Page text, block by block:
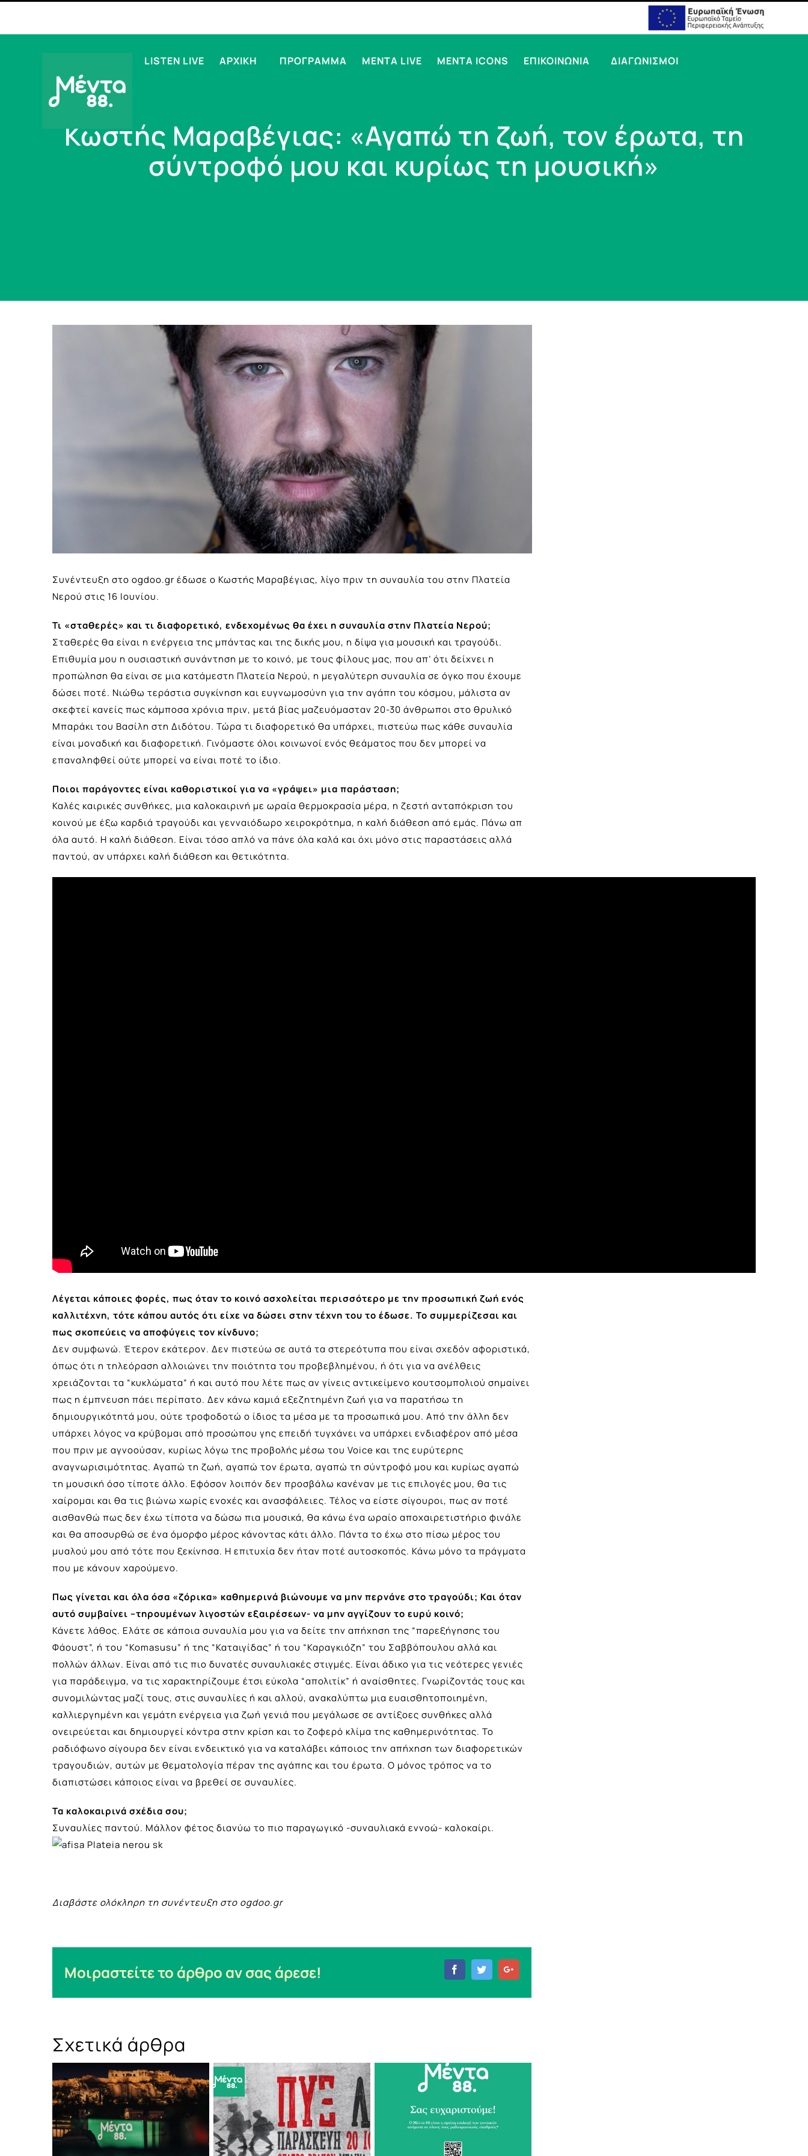
LISTEN LIVE ΑΡΧΙΚΗ ΠΡΟΓΡΑΜΜΑ MENTA LIVE MENTA ICONS ΕΠΙΚΟΙΝΩΝΙΑ ΔΙΑΓΩΝΙΣΜΟΙ
Κωστής Μαραβέγιας: «Αγαπώ τη ζωή, τον έρωτα, τη
σύντροφό μου και κυρίως τη μουσική»
Συνέντευξη στο ogdoo.gr έδωσε ο Κωστής Μαραβέγιας, λίγο πριν τη συναυλία του στην Πλατεία
Νερού στις 16 Ιουνίου.
Τι «σταθερές» και τι διαφορετικό, ενδεχομένως θα έχει η συναυλία στην Πλατεία Νερού;
Σταθερές θα είναι η ενέργεια της μπάντας και της δικής μου, η δίψα για μουσική και τραγούδι.
Επιθυμία μου η ουσιαστική συνάντηση με το κοινό, με τους φίλους μας, που απ’ ότι δείχνει η
προπώληση θα είναι σε μια κατάμεστη Πλατεία Νερού, η μεγαλύτερη συναυλία σε όγκο που έχουμε
δώσει ποτέ. Νιώθω τεράστια συγκίνηση και ευγνωμοσύνη για την αγάπη του κόσμου, μάλιστα αν
σκεφτεί κανείς πως κάμποσα χρόνια πριν, μετά βίας μαζευόμασταν 20-30 άνθρωποι στο θρυλικό
Μπαράκι του Βασίλη στη Διδότου. Τώρα τι διαφορετικό θα υπάρχει, πιστεύω πως κάθε συναυλία
είναι μοναδική και διαφορετική. Γινόμαστε όλοι κοινωνοί ενός θεάματος που δεν μπορεί να
επαναληφθεί ούτε μπορεί να είναι ποτέ το ίδιο.
Ποιοι παράγοντες είναι καθοριστικοί για να «γράψει» μια παράσταση;
Καλές καιρικές συνθήκες, μια καλοκαιρινή με ωραία θερμοκρασία μέρα, η ζεστή ανταπόκριση του
κοινού με έξω καρδιά τραγούδι και γενναιόδωρο χειροκρότημα, η καλή διάθεση από εμάς. Πάνω απ
όλα αυτό. Η καλή διάθεση. Είναι τόσο απλό να πάνε όλα καλά και όχι μόνο στις παραστάσεις αλλά
παντού, αν υπάρχει καλή διάθεση και θετικότητα.
Λέγεται κάποιες φορές, πως όταν το κοινό ασχολείται περισσότερο με την προσωπική ζωή ενός
καλλιτέχνη, τότε κάπου αυτός ότι είχε να δώσει στην τέχνη του το έδωσε. Το συμμερίζεσαι και
πως σκοπεύεις να αποφύγεις τον κίνδυνο;
Δεν συμφωνώ. Έτερον εκάτερον. Δεν πιστεύω σε αυτά τα στερεότυπα που είναι σχεδόν αφοριστικά,
όπως ότι η τηλεόραση αλλοιώνει την ποιότητα του προβεβλημένου, ή ότι για να ανέλθεις
χρειάζονται τα “κυκλώματα” ή και αυτό που λέτε πως αν γίνεις αντικείμενο κουτσομπολιού σημαίνει
πως η έμπνευση πάει περίπατο. Δεν κάνω καμιά εξεζητημένη ζωή για να παρατήσω τη
δημιουργικότητά μου, ούτε τροφοδοτώ ο ίδιος τα μέσα με τα προσωπικά μου. Από την άλλη δεν
υπάρχει λόγος να κρύβομαι από προσώπου γης επειδή τυγχάνει να υπάρχει ενδιαφέρον από μέσα
που πριν με αγνοούσαν, κυρίως λόγω της προβολής μέσω του Voice και της ευρύτερης
αναγνωρισιμότητας. Αγαπώ τη ζωή, αγαπώ τον έρωτα, αγαπώ τη σύντροφό μου και κυρίως αγαπώ
τη μουσική όσο τίποτε άλλο. Εφόσον λοιπόν δεν προσβάλω κανέναν με τις επιλογές μου, θα τις
χαίρομαι και θα τις βιώνω χωρίς ενοχές και ανασφάλειες. Τέλος να είστε σίγουροι, πως αν ποτέ
αισθανθώ πως δεν έχω τίποτα να δώσω πια μουσικά, θα κάνω ένα ωραίο αποχαιρετιστήριο φινάλε
και θα αποσυρθώ σε ένα όμορφο μέρος κάνοντας κάτι άλλο. Πάντα το έχω στο πίσω μέρος του
μυαλού μου από τότε που ξεκίνησα. Η επιτυχία δεν ήταν ποτέ αυτοσκοπός. Κάνω μόνο τα πράγματα
που με κάνουν χαρούμενο.
Πως γίνεται και όλα όσα «ζόρικα» καθημερινά βιώνουμε να μην περνάνε στο τραγούδι; Και όταν
αυτό συμβαίνει –τηρουμένων λιγοστών εξαιρέσεων- να μην αγγίζουν το ευρύ κοινό;
Κάνετε λάθος. Ελάτε σε κάποια συναυλία μου για να δείτε την απήχηση της “παρεξήγησης του
Φάουστ”, ή του “Komasusu” ή της “Καταιγίδας” ή του “Καραγκιόζη” του Σαββόπουλου αλλά και
πολλών άλλων. Είναι από τις πιο δυνατές συναυλιακές στιγμές. Είναι άδικο για τις νεότερες γενιές
για παράδειγμα, να τις χαρακτηρίζουμε έτσι εύκολα “απολιτίκ” ή αναίσθητες. Γνωρίζοντάς τους και
συνομιλώντας μαζί τους, στις συναυλίες ή και αλλού, ανακαλύπτω μια ευαισθητοποιημένη,
καλλιεργημένη και γεμάτη ενέργεια για ζωή γενιά που μεγάλωσε σε αντίξοες συνθήκες αλλά
ονειρεύεται και δημιουργεί κόντρα στην κρίση και το ζοφερό κλίμα της καθημερινότητας. Το
ραδιόφωνο σίγουρα δεν είναι ενδεικτικό για να καταλάβει κάποιος την απήχηση των διαφορετικών
τραγουδιών, αυτών με θεματολογία πέραν της αγάπης και του έρωτα. Ο μόνος τρόπος να το
διαπιστώσει κάποιος είναι να βρεθεί σε συναυλίες.
Τα καλοκαιρινά σχέδια σου;
Συναυλίες παντού. Μάλλον φέτος διανύω το πιο παραγωγικό -συναυλιακά εννοώ- καλοκαίρι.
Διαβάστε ολόκληρη τη συνέντευξη στο ogdoo.gr
Μοιραστείτε το άρθρο αν σας άρεσε! FacebookTwitter
Σχετικά άρθρα